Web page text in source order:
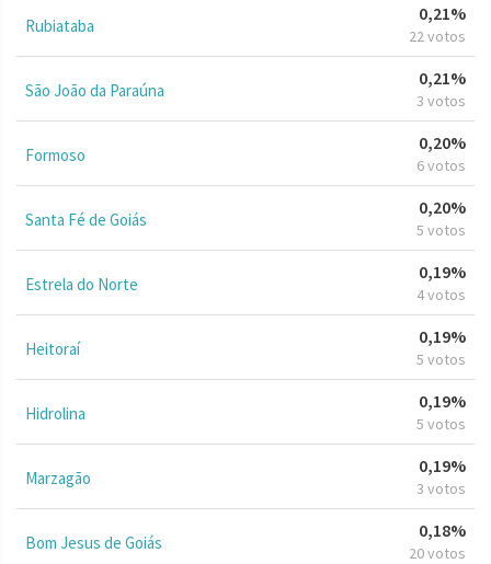
Rubiataba
0,21%
22 votos
São João da Paraúna
0,21%
3 votos
Formoso
0,20%
6 votos
Santa Fé de Goiás
0,20%
5 votos
Estrela do Norte
0,19%
4 votos
Heitoraí
0,19%
5 votos
Hidrolina
0,19%
5 votos
Marzagão
0,19%
3 votos
Bom Jesus de Goiás
0,18%
20 votos